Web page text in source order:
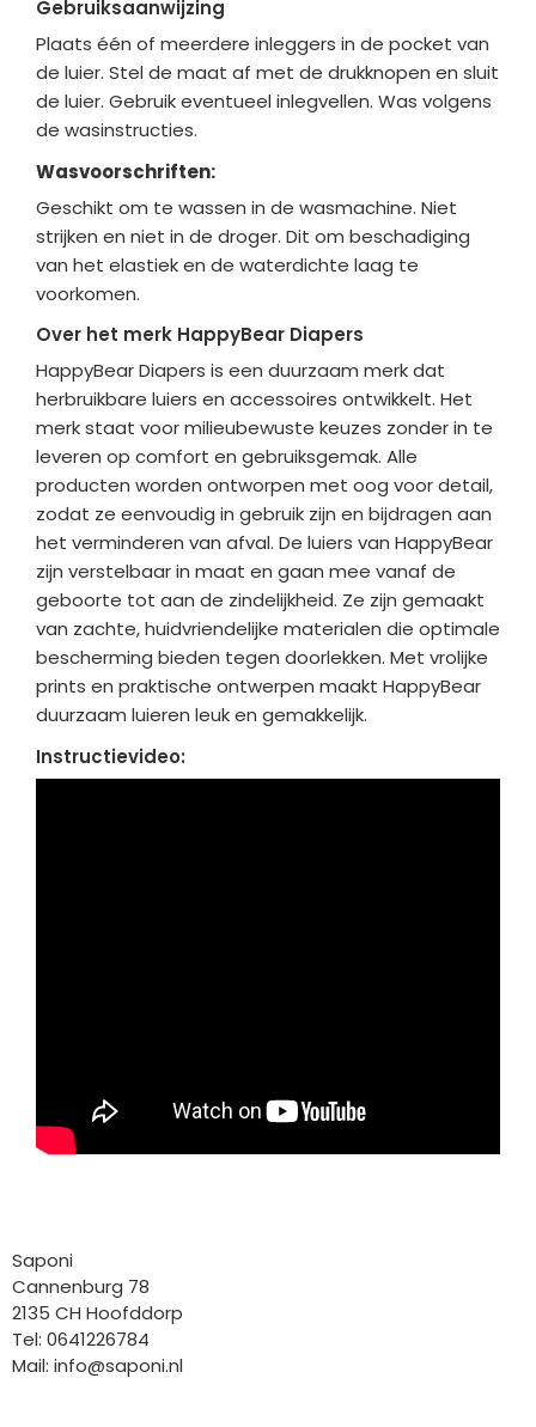
Gebruiksaanwijzing
Plaats één of meerdere inleggers in de pocket van
de luier. Stel de maat af met de drukknopen en sluit
de luier. Gebruik eventueel inlegvellen. Was volgens
de wasinstructies.
Wasvoorschriften:
Geschikt om te wassen in de wasmachine. Niet
strijken en niet in de droger. Dit om beschadiging
van het elastiek en de waterdichte laag te
voorkomen.
Over het merk HappyBear Diapers
HappyBear Diapers is een duurzaam merk dat
herbruikbare luiers en accessoires ontwikkelt. Het
merk staat voor milieubewuste keuzes zonder in te
leveren op comfort en gebruiksgemak. Alle
producten worden ontworpen met oog voor detail,
zodat ze eenvoudig in gebruik zijn en bijdragen aan
het verminderen van afval. De luiers van HappyBear
zijn verstelbaar in maat en gaan mee vanaf de
geboorte tot aan de zindelijkheid. Ze zijn gemaakt
van zachte, huidvriendelijke materialen die optimale
bescherming bieden tegen doorlekken. Met vrolijke
prints en praktische ontwerpen maakt HappyBear
duurzaam luieren leuk en gemakkelijk.
Instructievideo:
Saponi
Cannenburg 78
2135 CH Hoofddorp
Tel: 0641226784
Mail: info@saponi.nl